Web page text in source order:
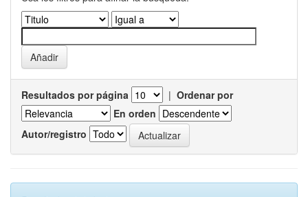
Resultados por página | Ordenar por
En orden
Autor/registro